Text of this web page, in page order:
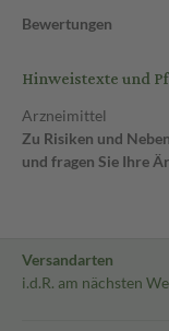
Bewertungen
Hinweistexte und
Arzneimittel
Zu Risiken und
und fragen Sie Ihre
Versandarten
i.d.R. am nächsten